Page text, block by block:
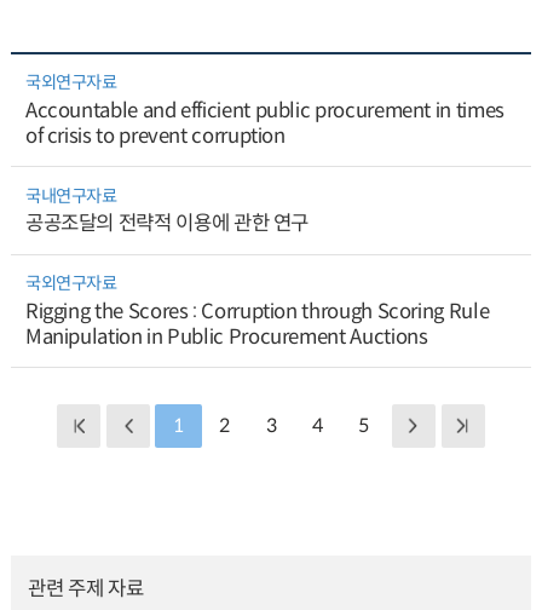
국외연구자료
Accountable and efficient public procurement in times
of crisis to prevent corruption
국내연구자료
공공조달의 전략적 이용에 관한 연구
국외연구자료
Rigging the Scores : Corruption through Scoring Rule
Manipulation in Public Procurement Auctions
1 2 3 4 5
관련 주제 자료